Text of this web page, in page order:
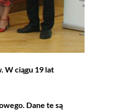
W ciągu 19 lat
Dane te są